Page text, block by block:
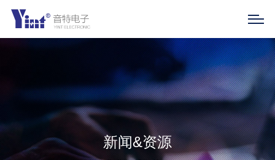
新闻&资源